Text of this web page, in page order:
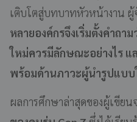
เติบโตสู่บทบาทหัวหน้างาน
หลายองค์กรจึงเริ่มตั้งคำถา
ใหม่ควรมีลักษณะอย่างไร แ
พร้อมด้านภาวะผู้นำรูปแบบ
ผลการศึกษาล่าสุดของผู้เขียน